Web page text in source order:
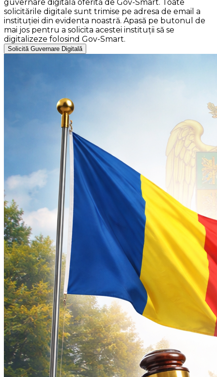
guvernare digitală oferită de Gov-Smart. Toate
solicitările digitale sunt trimise pe adresa de email a
instituției din evidenta noastră. Apasă pe butonul de
mai jos pentru a solicita acestei instituții să se
digitalizeze folosind Gov-Smart.
Solicită Guvernare Digitală